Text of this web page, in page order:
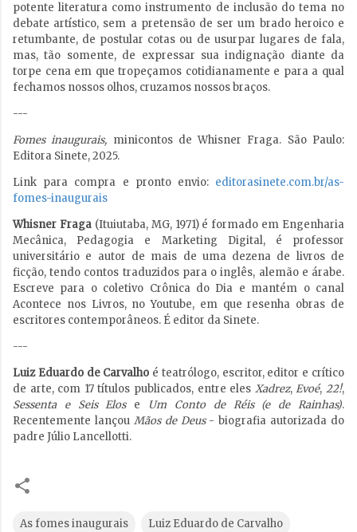
potente literatura como instrumento de inclusão do tema no
debate artístico, sem a pretensão de ser um brado heroico e
retumbante, de postular cotas ou de usurpar lugares de fala,
mas, tão somente, de expressar sua indignação diante da
torpe cena em que tropeçamos cotidianamente e para a qual
fechamos nossos olhos, cruzamos nossos braços.
---
Fomes inaugurais, minicontos de Whisner Fraga. São Paulo:
Editora Sinete, 2025.
Link para compra e pronto envio: editorasinete.com.br/as-
fomes-inaugurais
Whisner Fraga(Ituiutaba, MG, 1971) é formado em Engenharia
Mecânica, Pedagogia e Marketing Digital, é professor
universitário e autor de mais de uma dezena de livros de
ficção, tendo contos traduzidos para o inglês, alemão e árabe.
Escreve para o coletivo Crônica do Dia e mantém o canal
Acontece nos Livros, no Youtube, em que resenha obras de
escritores contemporâneos. É editor da Sinete.
---
Luiz Eduardo de Carvalho é teatrólogo, escritor, editor e crítico
de arte, com 17 títulos publicados, entre eles Xadrez,Evoé,22!,
Sessenta e Seis Elose Um Conto de Réis (e de Rainhas).
Recentemente lançou Mãos de Deus- biografia autorizada do
padre Júlio Lancellotti.
As fomes inaugurais Luiz Eduardo de Carvalho